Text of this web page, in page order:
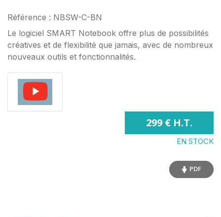
Référence : NBSW-C-BN
Le logiciel SMART Notebook offre plus de possibilités
créatives et de flexibilité que jamais, avec de nombreux
nouveaux outils et fonctionnalités.
299 € H.T.
EN STOCK
PDF